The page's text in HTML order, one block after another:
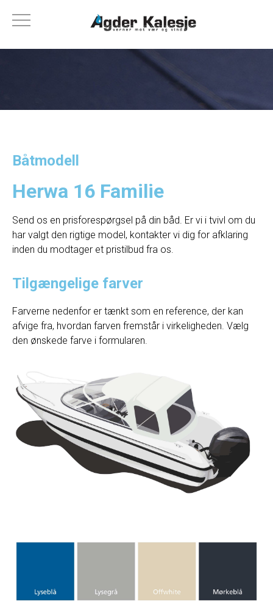
Båtmodell
Herwa 16 Familie
Send os en prisforespørgsel på din båd. Er vi i tvivl om du
har valgt den rigtige model, kontakter vi dig for afklaring
inden du modtager et pristilbud fra os.
Tilgængelige farver
Farverne nedenfor er tænkt som en reference, der kan
afvige fra, hvordan farven fremstår i virkeligheden. Vælg
den ønskede farve i formularen.